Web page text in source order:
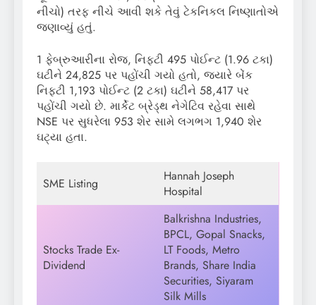
નીચો) તરફ નીચે આવી શકે તેવું ટેકનિકલ નિષ્ણાતોએ
જણાવ્યું હતું.
1 ફેબ્રુઆરીના રોજ, નિફ્ટી 495 પોઈન્ટ (1.96 ટકા)
ઘટીને 24,825 પર પહોંચી ગયો હતો, જ્યારે બેંક
નિફ્ટી 1,193 પોઈન્ટ (2 ટકા) ઘટીને 58,417 પર
પહોંચી ગયો છે. માર્કેટ બ્રેડ્થ નેગેટિવ રહેવા સાથે
NSE પર સુધરેલા 953 શેર સામે લગભગ 1,940 શેર
ઘટ્યા હતા.
SME Listing
Hannah Joseph
Hospital
Stocks Trade Ex-
Dividend
Balkrishna Industries,
BPCL, Gopal Snacks,
LT Foods, Metro
Brands, Share India
Securities, Siyaram
Silk Mills